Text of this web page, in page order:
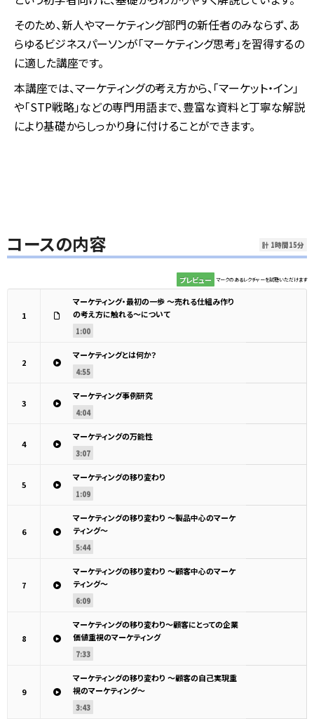
そのため、新人やマーケティング部門の新任者のみならず、あ
らゆるビジネスパーソンが「マーケティング思考」を習得するの
に適した講座です。
本講座では、マーケティングの考え方から、「マーケット・イン」
や「STP戦略」などの専門用語まで、豊富な資料と丁寧な解説
により基礎からしっかり身に付けることができます。
コースの内容 計 1時間15分
プレビュー マークのあるレクチャーを試聴いただけます
1
マーケティング・最初の一歩 ～売れる仕組み作り
の考え方に触れる～について
1:00
2
マーケティングとは何か？
4:55
3
マーケティング事例研究
4:04
4
マーケティングの万能性
3:07
5
マーケティングの移り変わり
1:09
6
マーケティングの移り変わり ～製品中心のマーケ
ティング～
5:44
7
マーケティングの移り変わり ～顧客中心のマーケ
ティング～
6:09
8
マーケティングの移り変わり～顧客にとっての企業
価値重視のマーケティング
7:33
9
マーケティングの移り変わり ～顧客の自己実現重
視のマーケティング～
3:43